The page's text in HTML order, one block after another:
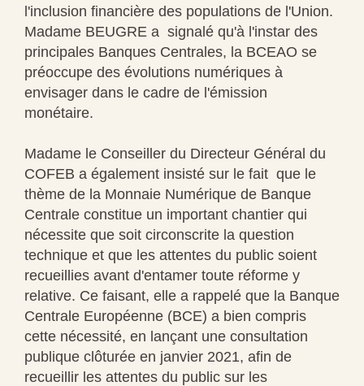
l'inclusion financière des populations de l'Union.
Madame BEUGRE a signalé qu'à l'instar des
principales Banques Centrales, la BCEAO se
préoccupe des évolutions numériques à
envisager dans le cadre de l'émission
monétaire.
Madame le Conseiller du Directeur Général du
COFEB a également insisté sur le fait que le
thème de la Monnaie Numérique de Banque
Centrale constitue un important chantier qui
nécessite que soit circonscrite la question
technique et que les attentes du public soient
recueillies avant d'entamer toute réforme y
relative. Ce faisant, elle a rappelé que la Banque
Centrale Européenne (BCE) a bien compris
cette nécessité, en lançant une consultation
publique clôturée en janvier 2021, afin de
recueillir les attentes du public sur les